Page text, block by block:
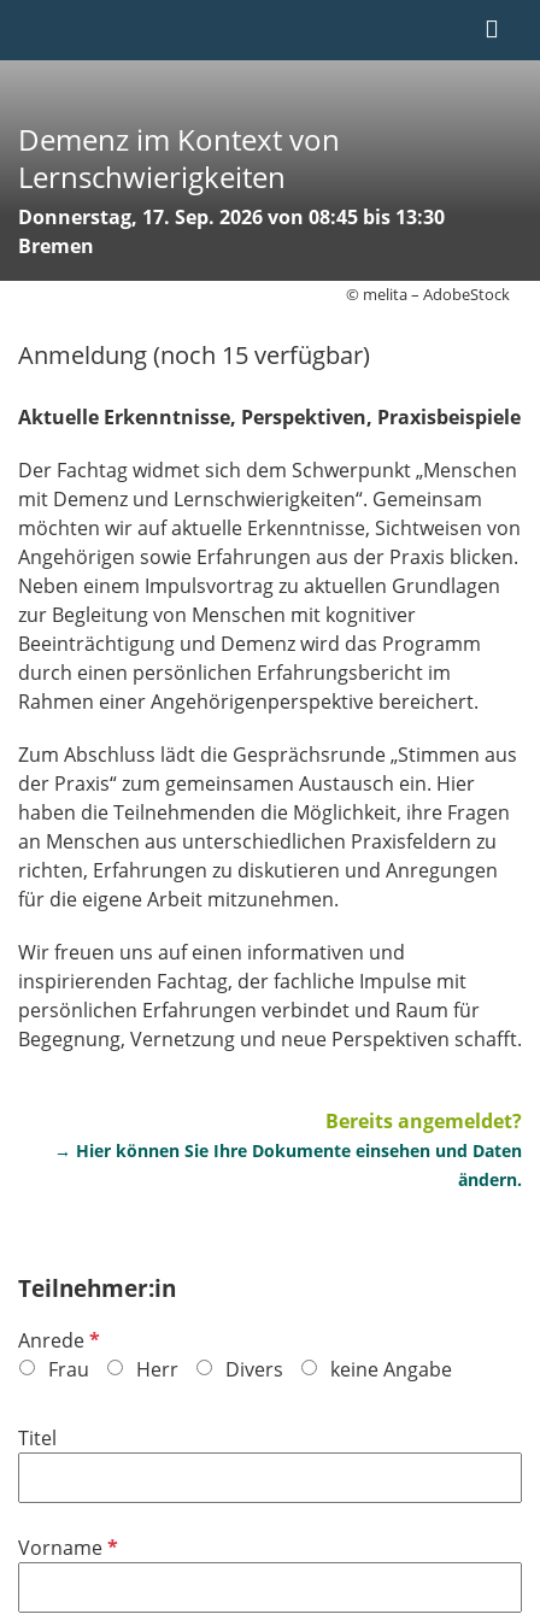
Demenz im Kontext von
Lernschwierigkeiten
Donnerstag, 17. Sep. 2026 von 08:45 bis 13:30
Bremen
© melita – AdobeStock
Anmeldung (noch 15 verfügbar)
Aktuelle Erkenntnisse, Perspektiven, Praxisbeispiele
Der Fachtag widmet sich dem Schwerpunkt „Menschen
mit Demenz und Lernschwierigkeiten“. Gemeinsam
möchten wir auf aktuelle Erkenntnisse, Sichtweisen von
Angehörigen sowie Erfahrungen aus der Praxis blicken.
Neben einem Impulsvortrag zu aktuellen Grundlagen
zur Begleitung von Menschen mit kognitiver
Beeinträchtigung und Demenz wird das Programm
durch einen persönlichen Erfahrungsbericht im
Rahmen einer Angehörigenperspektive bereichert.
Zum Abschluss lädt die Gesprächsrunde „Stimmen aus
der Praxis“ zum gemeinsamen Austausch ein. Hier
haben die Teilnehmenden die Möglichkeit, ihre Fragen
an Menschen aus unterschiedlichen Praxisfeldern zu
richten, Erfahrungen zu diskutieren und Anregungen
für die eigene Arbeit mitzunehmen.
Wir freuen uns auf einen informativen und
inspirierenden Fachtag, der fachliche Impulse mit
persönlichen Erfahrungen verbindet und Raum für
Begegnung, Vernetzung und neue Perspektiven schafft.
Bereits angemeldet?
→ Hier können Sie Ihre Dokumente einsehen und Daten
ändern.
Teilnehmer:in
AnredeP
f
c
t
f
e
Frau Herr Divers keine Angabe
Titel
VornameP